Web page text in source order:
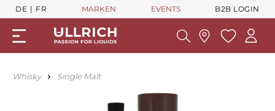
DE FR MARKEN EVENTS B2B LOGIN
Whisky Single Malt